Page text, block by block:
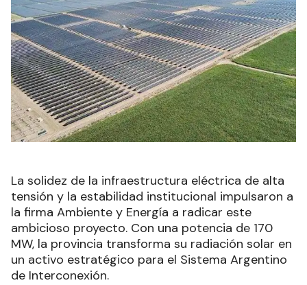
La solidez de la infraestructura eléctrica de alta
tensión y la estabilidad institucional impulsaron a
la firma Ambiente y Energía a radicar este
ambicioso proyecto. Con una potencia de 170
MW, la provincia transforma su radiación solar en
un activo estratégico para el Sistema Argentino
de Interconexión.